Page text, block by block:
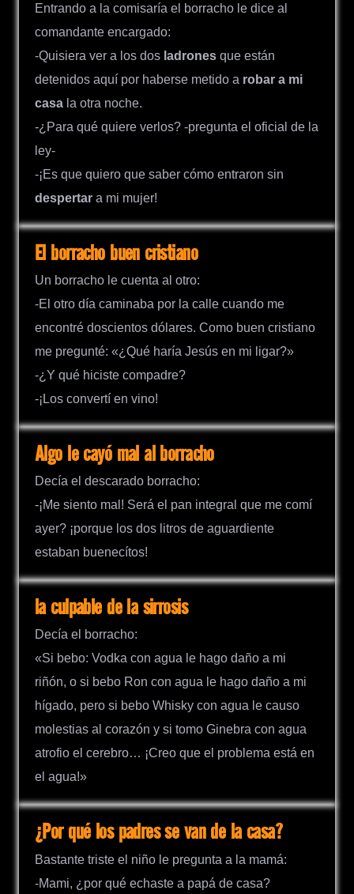
Entrando a la comisaría el borracho le dice al
comandante encargado:
-Quisiera ver a los dos ladrones que están
detenidos aquí por haberse metido a robar a mi
casa la otra noche.
-¿Para qué quiere verlos? -pregunta el oficial de la
ley-
-¡Es que quiero que saber cómo entraron sin
despertar a mi mujer!
El borracho buen cristiano
Un borracho le cuenta al otro:
-El otro día caminaba por la calle cuando me
encontré doscientos dólares. Como buen cristiano
me pregunté: «¿Qué haría Jesús en mi ligar?»
-¿Y qué hiciste compadre?
-¡Los convertí en vino!
Algo le cayó mal al borracho
Decía el descarado borracho:
-¡Me siento mal! Será el pan integral que me comí
ayer? ¡porque los dos litros de aguardiente
estaban buenecítos!
la culpable de la sirrosis
Decía el borracho:
«Si bebo: Vodka con agua le hago daño a mi
riñón, o si bebo Ron con agua le hago daño a mi
hígado, pero si bebo Whisky con agua le causo
molestias al corazón y si tomo Ginebra con agua
atrofio el cerebro… ¡Creo que el problema está en
el agua!»
¿Por qué los padres se van de la casa?
Bastante triste el niño le pregunta a la mamá:
-Mami, ¿por qué echaste a papá de casa?